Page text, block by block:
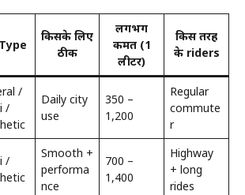
किसके लिए
ठीक
लगभग
कीमत (1
लीटर)
किस तरह
के riders
/
/
Daily city
use
₹350 –
₹1,200
Regular
commute
r
/
Smooth +
performa
nce
₹700 –
₹1,400
Highway
+ long
rides